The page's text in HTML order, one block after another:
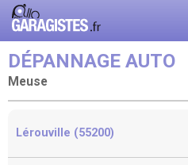
DÉPANNAGE AUTO
Meuse
Lérouville (55200)